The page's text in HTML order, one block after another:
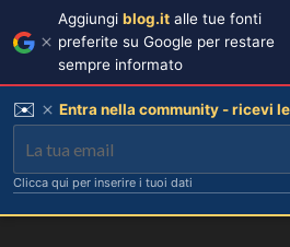
Aggiungi blog.it alle tue fonti
preferite su Google per restare
sempre informato
✉️ Entra nella community - ricevi
Clicca qui per inserire i tuoi dati